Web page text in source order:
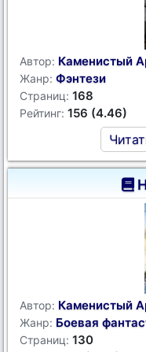
Автор: Каменистый
Жанр: Фэнтези
Страниц: 168
Рейтинг: 156 (4.46)
Автор: Каменистый
Жанр: Боевая
Страниц: 130